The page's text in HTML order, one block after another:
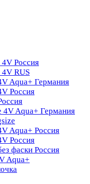
Россия
4V RUS
Aqua+ Германия
Россия
4V Aqua+ Германия
Aqua+ Россия
Россия
фаски Россия
Aqua+